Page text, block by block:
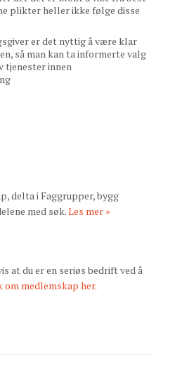
plikter heller ikke følge disse
er det nyttig å være klar
så man kan ta informerte valg
tjenester innen
delta i Faggrupper, bygg
med søk.Les mer »
at du er en seriøs bedrift ved å
om medlemskap her.